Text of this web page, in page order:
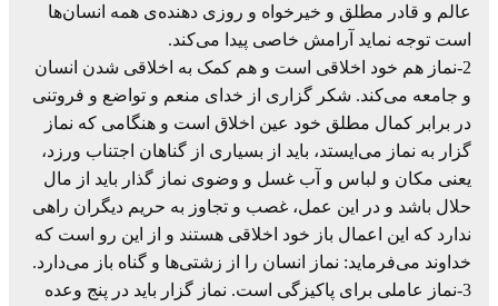
عالم و قادر مطلق و خیرخواه و روزی دهنده‌ی همه انسان‌ها
است توجه نماید آرامش خاصی پیدا می‌کند.
2-نماز هم خود اخلاقی است و هم کمک به اخلاقی شدن انسان
و جامعه می‌کند. شکر گزاری از خدای منعم و تواضع و فروتنی
در برابر کمال مطلق خود عین اخلاق است و هنگامی که نماز
گزار به نماز می‌ایستد، باید از بسیاری از گناهان اجتناب ورزد،
یعنی مکان و لباس و آب غسل و وضوی نماز گذار باید از مال
حلال باشد و در این عمل، غصب و تجاوز به حریم دیگران راهی
ندارد که این اعمال باز خود اخلاقی هستند و از این رو است که
خداوند می‌فرماید: نماز انسان را از زشتی‌ها و گناه باز می‌دارد.
3-نماز عاملی برای پاکیزگی است. نماز گزار باید در پنج وعده